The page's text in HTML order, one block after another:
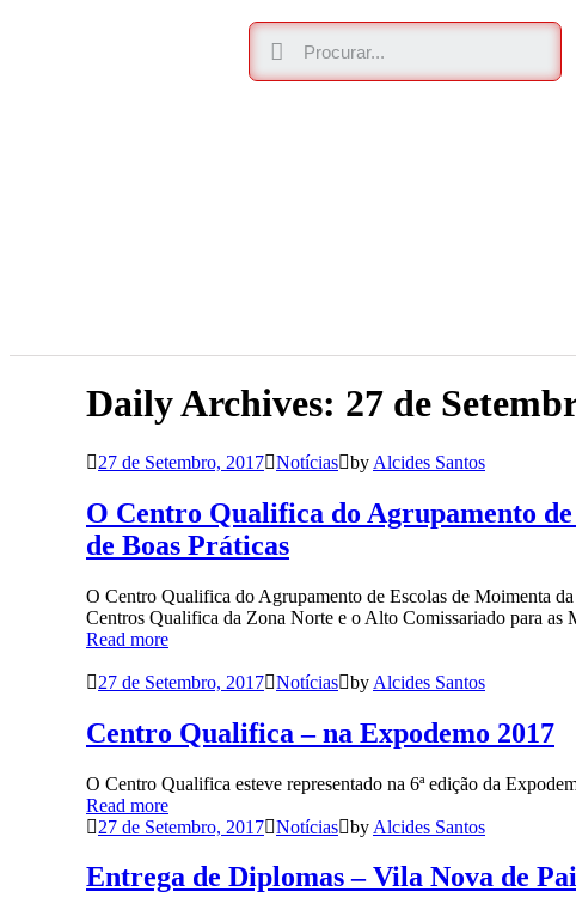
Daily Archives: 27 de
27 de Setembro, 2017 Notícias by Alcides Santos
O Centro Qualifica do Agrupamento
de Boas Práticas
O Centro Qualifica do Agrupamento de Escolas de Moimenta
Centros Qualifica da Zona Norte e o Alto Comissariado para as
Read more
27 de Setembro, 2017 Notícias by Alcides Santos
Centro Qualifica – na Expodemo 2017
O Centro Qualifica esteve representado na 6ª edição da
Read more
27 de Setembro, 2017 Notícias by Alcides Santos
Entrega de Diplomas – Vila Nova de